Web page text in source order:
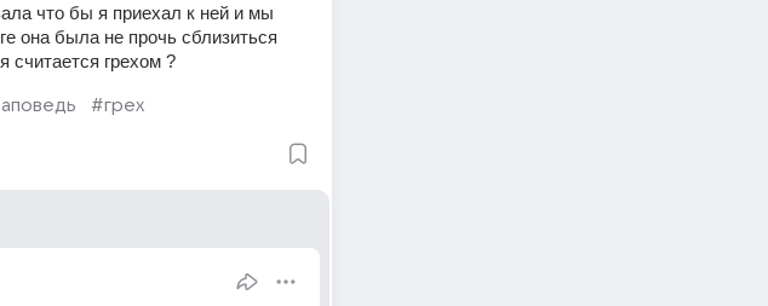
что бы я приехал к ней и мы
она была не прочь сблизиться
считается грехом ?
#грех